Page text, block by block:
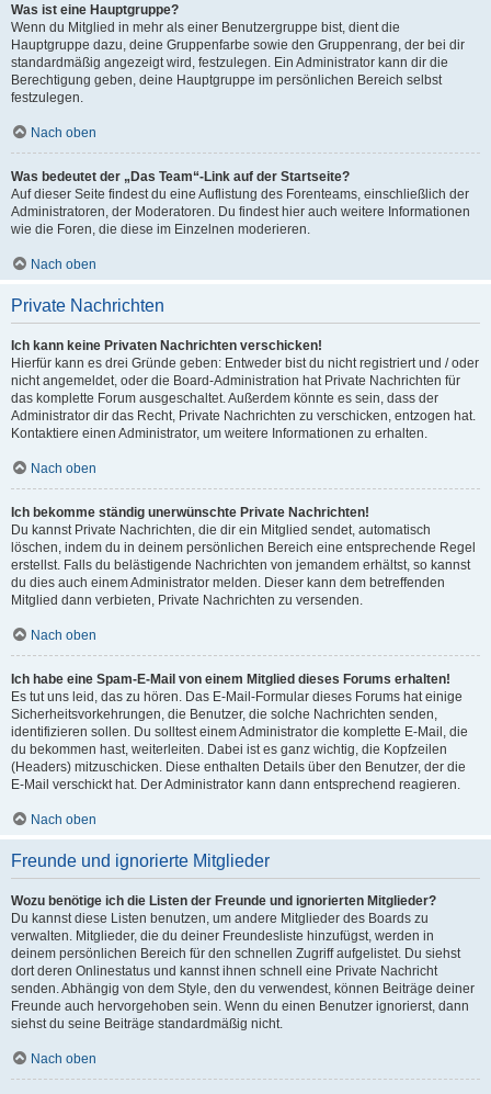
Was ist eine Hauptgruppe?
Wenn du Mitglied in mehr als einer Benutzergruppe bist, dient die
Hauptgruppe dazu, deine Gruppenfarbe sowie den Gruppenrang, der bei dir
standardmäßig angezeigt wird, festzulegen. Ein Administrator kann dir die
Berechtigung geben, deine Hauptgruppe im persönlichen Bereich selbst
festzulegen.
Nach oben
Was bedeutet der „Das Team“-Link auf der Startseite?
Auf dieser Seite findest du eine Auflistung des Forenteams, einschließlich der
Administratoren, der Moderatoren. Du findest hier auch weitere Informationen
wie die Foren, die diese im Einzelnen moderieren.
Nach oben
Private Nachrichten
Ich kann keine Privaten Nachrichten verschicken!
Hierfür kann es drei Gründe geben: Entweder bist du nicht registriert und / oder
nicht angemeldet, oder die Board-Administration hat Private Nachrichten für
das komplette Forum ausgeschaltet. Außerdem könnte es sein, dass der
Administrator dir das Recht, Private Nachrichten zu verschicken, entzogen hat.
Kontaktiere einen Administrator, um weitere Informationen zu erhalten.
Nach oben
Ich bekomme ständig unerwünschte Private Nachrichten!
Du kannst Private Nachrichten, die dir ein Mitglied sendet, automatisch
löschen, indem du in deinem persönlichen Bereich eine entsprechende Regel
erstellst. Falls du belästigende Nachrichten von jemandem erhältst, so kannst
du dies auch einem Administrator melden. Dieser kann dem betreffenden
Mitglied dann verbieten, Private Nachrichten zu versenden.
Nach oben
Ich habe eine Spam-E-Mail von einem Mitglied dieses Forums erhalten!
Es tut uns leid, das zu hören. Das E-Mail-Formular dieses Forums hat einige
Sicherheitsvorkehrungen, die Benutzer, die solche Nachrichten senden,
identifizieren sollen. Du solltest einem Administrator die komplette E-Mail, die
du bekommen hast, weiterleiten. Dabei ist es ganz wichtig, die Kopfzeilen
(Headers) mitzuschicken. Diese enthalten Details über den Benutzer, der die
E-Mail verschickt hat. Der Administrator kann dann entsprechend reagieren.
Nach oben
Freunde und ignorierte Mitglieder
Wozu benötige ich die Listen der Freunde und ignorierten Mitglieder?
Du kannst diese Listen benutzen, um andere Mitglieder des Boards zu
verwalten. Mitglieder, die du deiner Freundesliste hinzufügst, werden in
deinem persönlichen Bereich für den schnellen Zugriff aufgelistet. Du siehst
dort deren Onlinestatus und kannst ihnen schnell eine Private Nachricht
senden. Abhängig von dem Style, den du verwendest, können Beiträge deiner
Freunde auch hervorgehoben sein. Wenn du einen Benutzer ignorierst, dann
siehst du seine Beiträge standardmäßig nicht.
Nach oben